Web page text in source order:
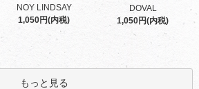
NOY LINDSAY
1,050円(内税)
DOVAL
1,050円(内税)
もっと見る